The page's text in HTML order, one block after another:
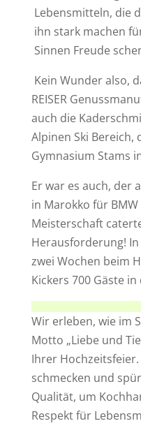
Lebensmitteln, die
ihn stark machen
Sinnen Freude
Kein Wunder also,
REISER
auch die
Alpinen Ski Bereich,
Gymnasium Stams
Er war es auch, der
in Marokko für
Meisterschaft
Herausforderung!
zwei Wochen beim
Kickers 700 Gäste in
Wir erleben, wie im
Motto „Liebe und
Ihrer
schmecken und
Qualität, um
Respekt für